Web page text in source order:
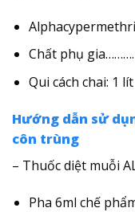
Chất phụ
Qui cách chai: 1 lít
Hướng dẫn sử
côn trùng
– Thuốc diệt muỗi
Pha 6ml chế